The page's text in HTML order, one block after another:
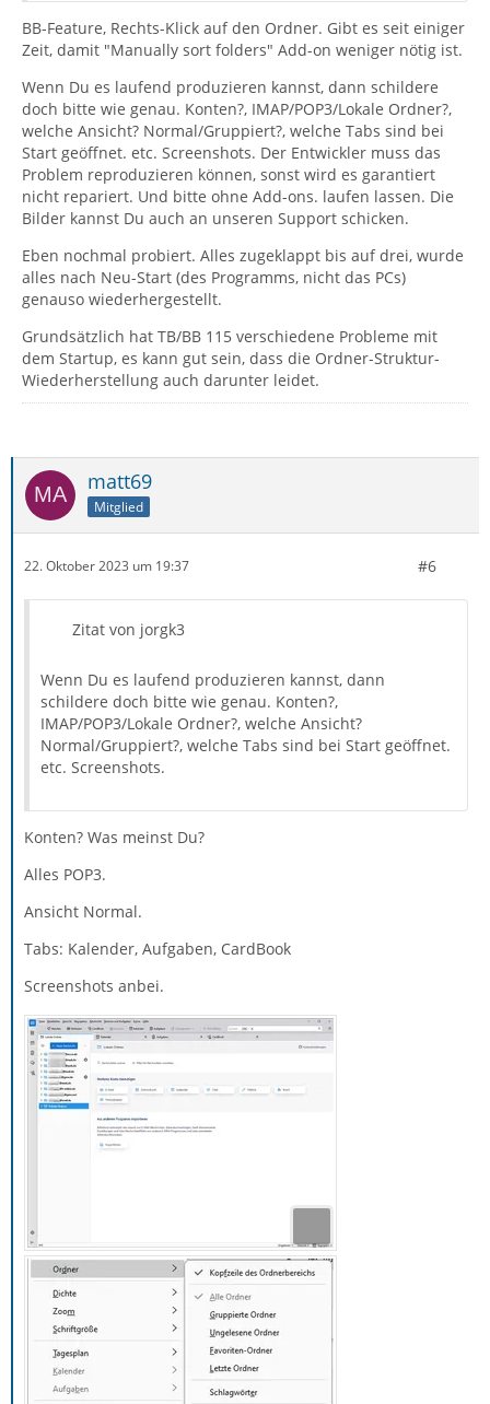
BB-Feature, Rechts-Klick auf den Ordner. Gibt es seit einiger
Zeit, damit "Manually sort folders" Add-on weniger nötig ist.
Wenn Du es laufend produzieren kannst, dann schildere
doch bitte wie genau. Konten?, IMAP/POP3/Lokale Ordner?,
welche Ansicht? Normal/Gruppiert?, welche Tabs sind bei
Start geöffnet. etc. Screenshots. Der Entwickler muss das
Problem reproduzieren können, sonst wird es garantiert
nicht repariert. Und bitte ohne Add-ons. laufen lassen. Die
Bilder kannst Du auch an unseren Support schicken.
Eben nochmal probiert. Alles zugeklappt bis auf drei, wurde
alles nach Neu-Start (des Programms, nicht das PCs)
genauso wiederhergestellt.
Grundsätzlich hat TB/BB 115 verschiedene Probleme mit
dem Startup, es kann gut sein, dass die Ordner-Struktur-
Wiederherstellung auch darunter leidet.
matt69
Mitglied
22. Oktober 2023 um 19:37 #6
Zitat von jorgk3
Wenn Du es laufend produzieren kannst, dann
schildere doch bitte wie genau. Konten?,
IMAP/POP3/Lokale Ordner?, welche Ansicht?
Normal/Gruppiert?, welche Tabs sind bei Start geöffnet.
etc. Screenshots.
Konten? Was meinst Du?
Alles POP3.
Ansicht Normal.
Tabs: Kalender, Aufgaben, CardBook
Screenshots anbei.